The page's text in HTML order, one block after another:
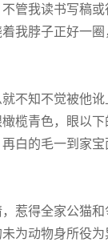
管我读书写稿
我脖子正好一
不知不觉被他
榄青色，眼以
白的毛一到家
惹得全家公猫
为动物身所役